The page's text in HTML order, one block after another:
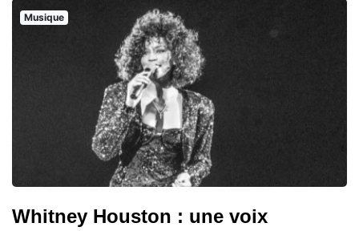
Musique
Whitney Houston : une voix